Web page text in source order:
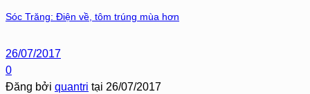
Sóc Trăng: Điện về, tôm trúng mùa hơn
26/07/2017
0
Đăng bởi quantri tại 26/07/2017